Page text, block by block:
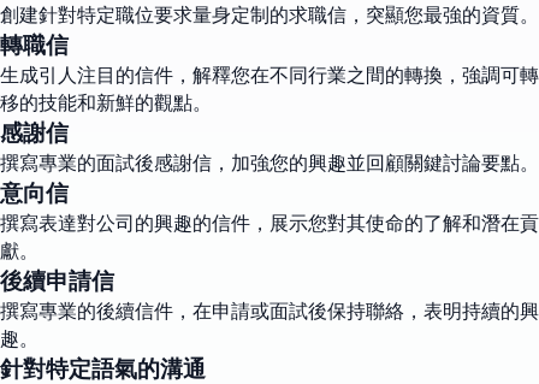
創建針對特定職位要求量身定制的求職信，突顯您最強的資質。
轉職信
生成引人注目的信件，解釋您在不同行業之間的轉換，強調可轉
移的技能和新鮮的觀點。
感謝信
撰寫專業的面試後感謝信，加強您的興趣並回顧關鍵討論要點。
意向信
撰寫表達對公司的興趣的信件，展示您對其使命的了解和潛在貢
獻。
後續申請信
撰寫專業的後續信件，在申請或面試後保持聯絡，表明持續的興
趣。
針對特定語氣的溝通